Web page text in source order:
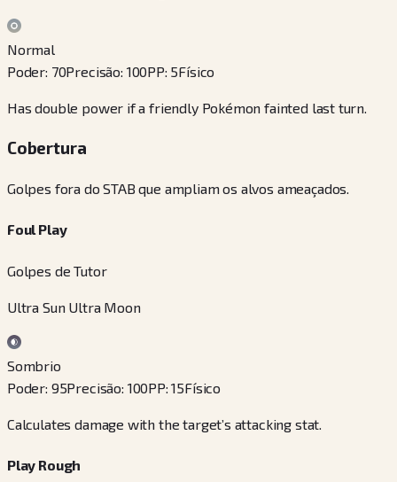
Normal
Poder: 70Precisão: 100PP: 5Físico
Has double power if a friendly Pokémon fainted last turn.
Cobertura
Golpes fora do STAB que ampliam os alvos ameaçados.
Foul Play
Golpes de Tutor
Ultra Sun Ultra Moon
Sombrio
Poder: 95Precisão: 100PP:15Físico
Calculates damage with the target’s attacking stat.
Play Rough